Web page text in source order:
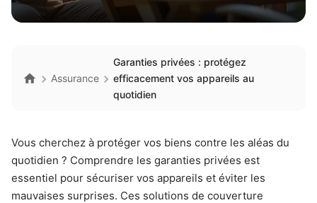
Assurance
Garanties privées : protégez
efficacement vos appareils au
quotidien
Vous cherchez à protéger vos biens contre les aléas du
quotidien ? Comprendre les garanties privées est
essentiel pour sécuriser vos appareils et éviter les
mauvaises surprises. Ces solutions de couverture